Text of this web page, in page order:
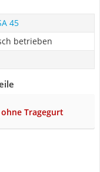
45
betrieben
ohne Tragegurt